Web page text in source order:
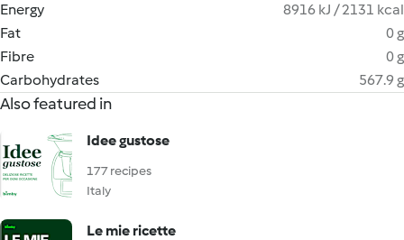
Energy
8916 kJ / 2131 kcal
Fat
0 g
Fibre
0 g
Carbohydrates
567.9 g
Also featured in
Idee gustose
177 recipes
Italy
Le mie ricette